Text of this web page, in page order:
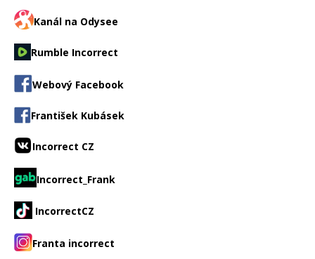
Kanál na Odysee
Rumble Incorrect
Webový Facebook
František Kubásek
Incorrect CZ
Incorrect_Frank
IncorrectCZ
Franta incorrect